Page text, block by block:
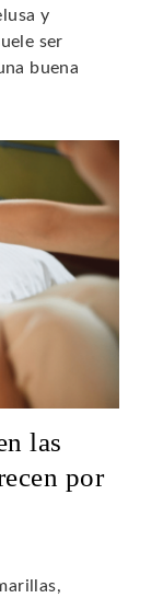
y
ser
buena
las
por